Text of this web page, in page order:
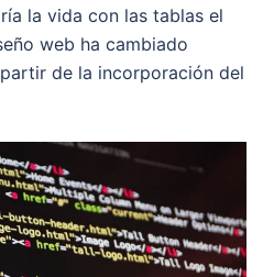
la vida con las tablas el
web ha cambiado
de la incorporación del